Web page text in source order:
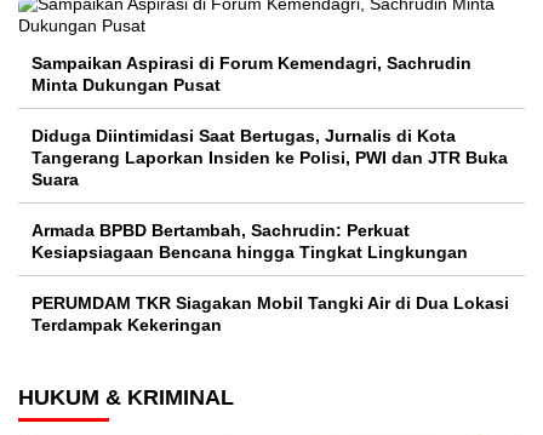
Sampaikan Aspirasi di Forum Kemendagri, Sachrudin
Minta Dukungan Pusat
Diduga Diintimidasi Saat Bertugas, Jurnalis di Kota
Tangerang Laporkan Insiden ke Polisi, PWI dan JTR Buka
Suara
Armada BPBD Bertambah, Sachrudin: Perkuat
Kesiapsiagaan Bencana hingga Tingkat Lingkungan
PERUMDAM TKR Siagakan Mobil Tangki Air di Dua Lokasi
Terdampak Kekeringan
HUKUM & KRIMINAL